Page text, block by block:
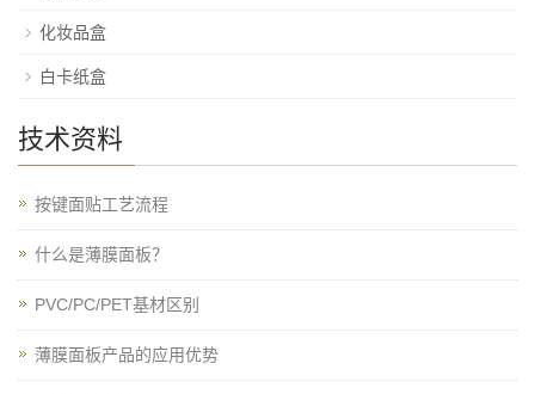
化妆品盒
白卡纸盒
技术资料
按键面贴工艺流程
什么是薄膜面板？
PVC/PC/PET基材区别
薄膜面板产品的应用优势